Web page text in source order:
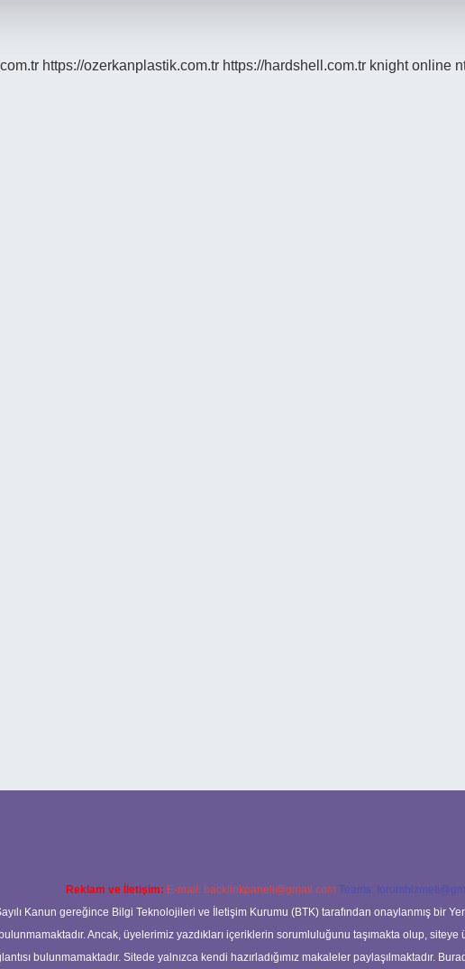
https://ozerkanplastik.com.tr https://hardshell.com.tr knight online
Reklam ve İletişim: E-mail: backlinkpaneli@gmail.com Teams:
Kanun gereğince Bilgi Teknolojileri ve İletişim Kurumu (BTK) tarafından onaylanmış bir
Ancak, üyelerimiz yazdıkları içeriklerin sorumluluğunu taşımakta olup,
bulunmamaktadır. Sitede yalnızca kendi hazırladığımız makaleler paylaşılmaktadır.